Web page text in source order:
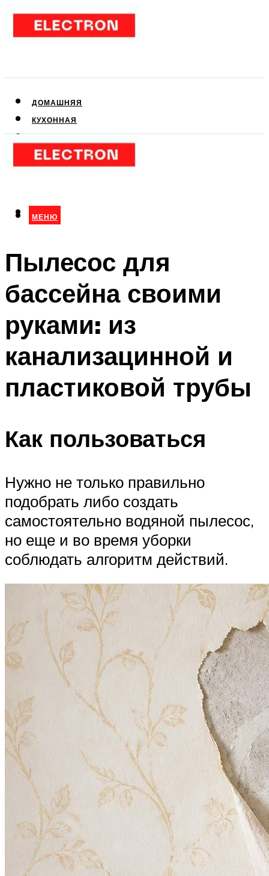
ДОМАШНЯЯ
КУХОННАЯ
КЛИМАТИЧЕСКАЯ
МЕНЮ
МЕНЮ
Пылесос для
бассейна своими
руками: из
канализацинной и
пластиковой трубы
Как пользоваться
Нужно не только правильно
подобрать либо создать
самостоятельно водяной пылесос,
но еще и во время уборки
соблюдать алгоритм действий.